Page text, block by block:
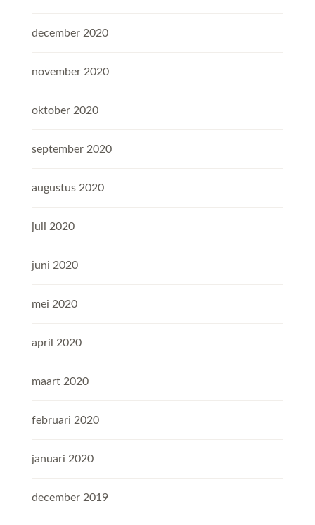
december 2020
november 2020
oktober 2020
september 2020
augustus 2020
juli 2020
juni 2020
mei 2020
april 2020
maart 2020
februari 2020
januari 2020
december 2019